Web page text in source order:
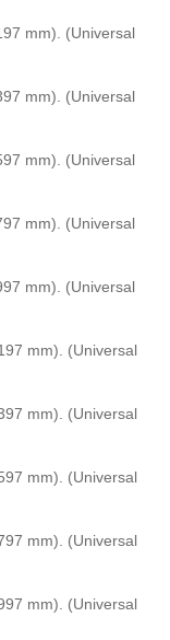
mm). (Universal
mm). (Universal
mm). (Universal
mm). (Universal
mm). (Universal
mm). (Universal
mm). (Universal
mm). (Universal
mm). (Universal
mm). (Universal